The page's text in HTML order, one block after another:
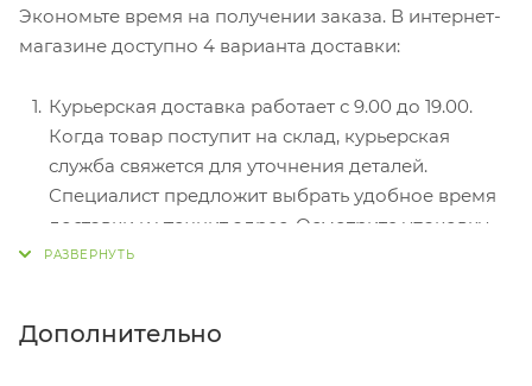
перенаправит вас на сервер системы ASSIST.
Здесь нужно ввести номер карты, срок действия
Электронные системы при онлайн-заказе:
PayPal, WebMoney и Яндекс.Деньги. Для
совершения покупки система перенаправит вас
на страницу платежного сервиса. Здесь
необходимо заполнить форму по инструкции.
Экономьте время на получении заказа. В интернет-
магазине доступно 4 варианта доставки:
Курьерская доставка работает с 9.00 до 19.00.
Когда товар поступит на склад, курьерская
служба свяжется для уточнения деталей.
Специалист предложит выбрать удобное время
доставки и уточнит адрес. Осмотрите упаковку
на целостность и соответствие указанной
Дополнительно